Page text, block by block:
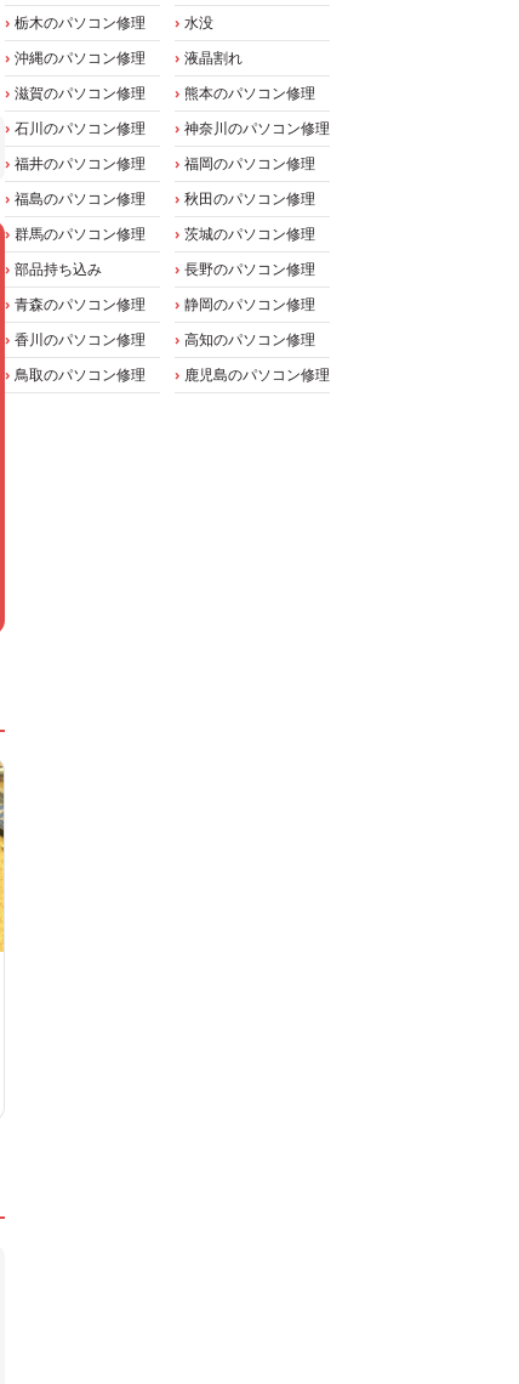
栃木のパソコン修理
水没
沖縄のパソコン修理
液晶割れ
滋賀のパソコン修理
熊本のパソコン修理
石川のパソコン修理
神奈川のパソコン修理
福井のパソコン修理
福岡のパソコン修理
福島のパソコン修理
秋田のパソコン修理
群馬のパソコン修理
茨城のパソコン修理
部品持ち込み
長野のパソコン修理
青森のパソコン修理
静岡のパソコン修理
香川のパソコン修理
高知のパソコン修理
鳥取のパソコン修理
鹿児島のパソコン修理